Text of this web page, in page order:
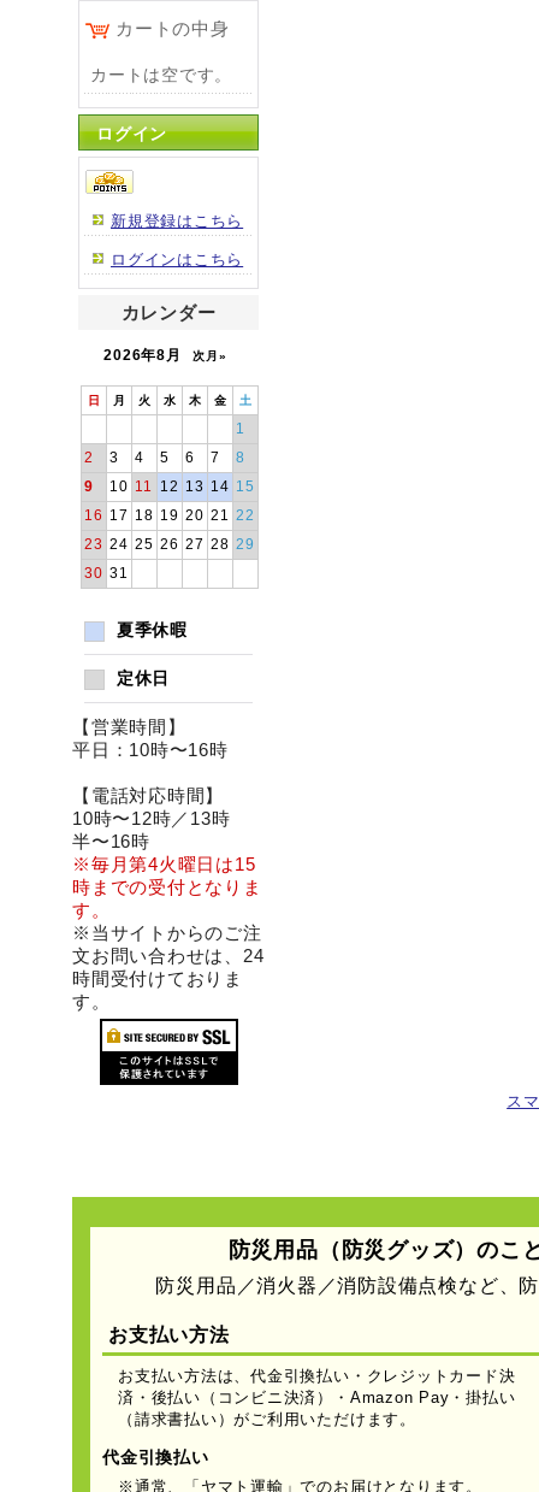
カートの中身
カートは空です。
ログイン
新規登録はこちら
ログインはこちら
カレンダー
2026年8月 次月»
日 月 火 水 木 金 土
1
2
3 4 5 6 7
8
9
10 11 12 13 14 15
16
17 18 19 20 21
22
23 24 25 26 27 28 29
30 31
夏季休暇
定休日
【営業時間】
平日：10時〜16時
【電話対応時間】
10時〜12時／13時
半〜16時
※毎月第4火曜日は15
時までの受付となりま
す。
※当サイトからのご注
文お問い合わせは、24
時間受付けておりま
す。
ス
防災用品（防災グッズ）のこ
防災用品／消火器／消防設備点検など、
お支払い方法
お支払い方法は、代金引換払い・クレジットカード決
済・後払い（コンビニ決済）・Amazon Pay・掛払い
（請求書払い）がご利用いただけます。
代金引換払い
※通常、「ヤマト運輸」でのお届けとなります。